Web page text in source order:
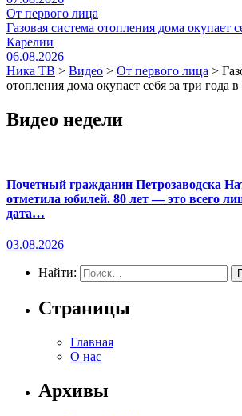
От первого лица
Газовая система отопления дома окупает
Карелии
06.08.2026
Ника ТВ > Видео > От первого лица >
отопления дома окупает себя за три года
Видео недели
Почетный гражданин Петрозаводска
отметила юбилей. 80 лет — это всего
дата…
03.08.2026
Найти:
Страницы
Главная
О нас
Архивы